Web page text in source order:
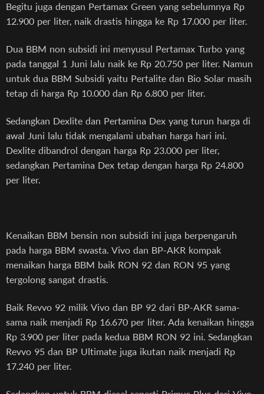
Begitu juga dengan Pertamax Green yang sebelumnya Rp
12.900 per liter, naik drastis hingga ke Rp 17.000 per liter.
Dua BBM non subsidi ini menyusul Pertamax Turbo yang
pada tanggal 1 Juni lalu naik ke Rp 20.750 per liter. Namun
untuk dua BBM Subsidi yaitu Pertalite dan Bio Solar masih
tetap di harga Rp 10.000 dan Rp 6.800 per liter.
Sedangkan Dexlite dan Pertamina Dex yang turun harga di
awal Juni lalu tidak mengalami ubahan harga hari ini.
Dexlite dibandrol dengan harga Rp 23.000 per liter,
sedangkan Pertamina Dex tetap dengan harga Rp 24.800
per liter.
Kenaikan BBM bensin non subsidi ini juga berpengaruh
pada harga BBM swasta. Vivo dan BP-AKR kompak
menaikan harga BBM baik RON 92 dan RON 95 yang
tergolong sangat drastis.
Baik Revvo 92 milik Vivo dan BP 92 dari BP-AKR sama-
sama naik menjadi Rp 16.670 per liter. Ada kenaikan hingga
Rp 3.900 per liter pada kedua BBM RON 92 ini. Sedangkan
Revvo 95 dan BP Ultimate juga ikutan naik menjadi Rp
17.240 per liter.